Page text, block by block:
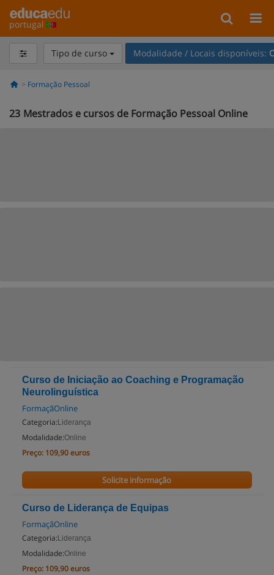
portugal
Tipo de curso Modalidade / Locais disponíveis:
Formação Pessoal
23 Mestrados e cursos de Formação Pessoal Online
Curso de Iniciação ao Coaching e Programação
Neurolinguística
FormaçãOnline
Categoria: Liderança
Modalidade:Online
Preço: 109,90 euros
Solicite informação
Curso de Liderança de Equipas
FormaçãOnline
Categoria: Liderança
Modalidade:Online
Preço: 109,90 euros